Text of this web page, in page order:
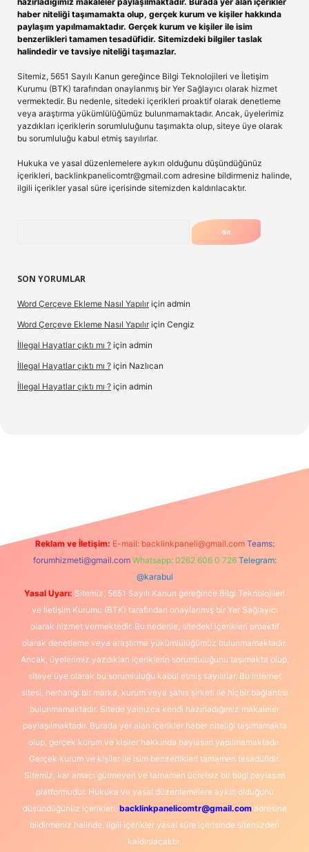
haber niteliği taşımamakta olup, gerçek kurum ve kişiler hakkında
paylaşım yapılmamaktadır. Gerçek kurum ve kişiler ile isim
benzerlikleri tamamen tesadüfidir. Sitemizdeki bilgiler taslak
halindedir ve tavsiye niteliği taşımazlar.
Sitemiz, 5651 Sayılı Kanun gereğince Bilgi Teknolojileri ve İletişim
Kurumu (BTK) tarafından onaylanmış bir Yer Sağlayıcı olarak hizmet
vermektedir. Bu nedenle, sitedeki içerikleri proaktif olarak denetleme
veya araştırma yükümlülüğümüz bulunmamaktadır. Ancak, üyelerimiz
yazdıkları içeriklerin sorumluluğunu taşımakta olup, siteye üye olarak
bu sorumluluğu kabul etmiş sayılırlar.
Hukuka ve yasal düzenlemelere aykırı olduğunu düşündüğünüz
içerikleri, backlinkpanelicomtr@gmail.com adresine bildirmeniz halinde,
ilgili içerikler yasal süre içerisinde sitemizden kaldırılacaktır.
SON YORUMLAR
Word Çerçeve Ekleme Nasıl Yapılır için admin
Word Çerçeve Ekleme Nasıl Yapılır için Cengiz
İllegal Hayatlar çıktı mı ? için admin
İllegal Hayatlar çıktı mı ? için Nazlıcan
İllegal Hayatlar çıktı mı ? için admin
Reklam ve İletişim: E-mail: backlinkpaneli@gmail.com Teams:
forumhizmeti@gmail.com Whatsapp: 0262 606 0 726 Telegram:
@karabul
Yasal Uyarı: Sitemiz, 5651 Sayılı Kanun gereğince Bilgi Teknolojileri
ve İletişim Kurumu (BTK) tarafından onaylanmış bir Yer Sağlayıcı
olarak hizmet vermektedir. Bu nedenle, sitedeki içerikleri proaktif
olarak denetleme veya araştırma yükümlülüğümüz bulunmamaktadır.
Ancak, üyelerimiz yazdıkları içeriklerin sorumluluğunu taşımakta olup,
siteye üye olarak bu sorumluluğu kabul etmiş sayılırlar. Bu internet
sitesi, herhangi bir marka, kurum veya şahıs şirketi ile hiçbir bağlantısı
bulunmamaktadır. Sitede yalnızca kendi hazırladığımız makaleler
paylaşılmaktadır. Burada yer alan içerikler haber niteliği taşımamakta
olup, gerçek kurum ve kişiler hakkında paylaşım yapılmamaktadır.
Gerçek kurum ve kişiler ile isim benzerlikleri tamamen tesadüfidir.
Sitemiz, kar amacı gütmeyen ve tamamen ücretsiz bir bilgi paylaşım
platformudur. Hukuka ve yasal düzenlemelere aykırı olduğunu
düşündüğünüz içerikleri, backlinkpanelicomtr@gmail.comadresine
bildirmeniz halinde, ilgili içerikler yasal süre içerisinde sitemizden
kaldırılacaktır.